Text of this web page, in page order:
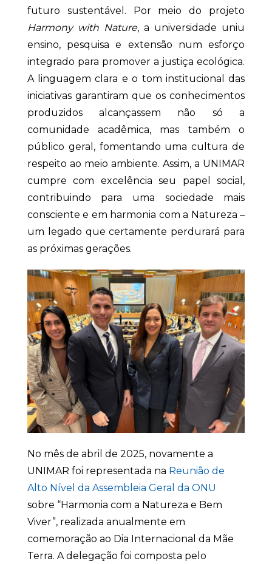
futuro sustentável. Por meio do projeto
Harmony with Nature, a universidade uniu
ensino, pesquisa e extensão num esforço
integrado para promover a justiça ecológica.
A linguagem clara e o tom institucional das
iniciativas garantiram que os conhecimentos
produzidos alcançassem não só a
comunidade acadêmica, mas também o
público geral, fomentando uma cultura de
respeito ao meio ambiente. Assim, a UNIMAR
cumpre com excelência seu papel social,
contribuindo para uma sociedade mais
consciente e em harmonia com a Natureza –
um legado que certamente perdurará para
as próximas gerações.
No mês de abril de 2025, novamente a
UNIMAR foi representada na Reunião de
Alto Nível da Assembleia Geral da ONU
sobre “Harmonia com a Natureza e Bem
Viver”, realizada anualmente em
comemoração ao Dia Internacional da Mãe
Terra. A delegação foi composta pelo